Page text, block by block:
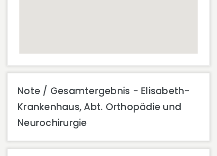
Note / Gesamtergebnis - Elisabeth-
Krankenhaus, Abt. Orthopädie und
Neurochirurgie